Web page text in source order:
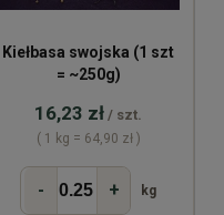
Kiełbasa swojska (1 szt
= ~250g)
16,23 zł / szt.
( 1 kg = 64,90 zł )
- + kg